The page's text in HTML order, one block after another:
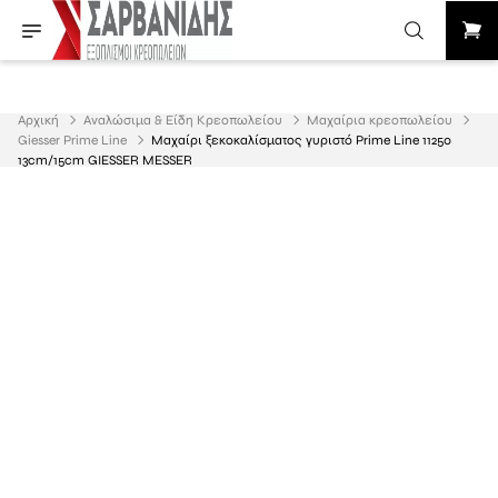
Αρχική Αναλώσιμα & Είδη Κρεοπωλείου
Μαχαίρια κρεοπωλείου
Giesser Prime Line
Μαχαίρι ξεκοκαλίσματος γυριστό Prime Line 11250
13cm/15cm GIESSER MESSER